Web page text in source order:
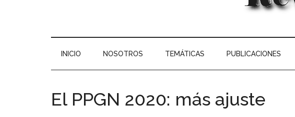
INICIO NOSOTROS TEMÁTICAS PUBLICACIONES
El PPGN 2020: más ajuste